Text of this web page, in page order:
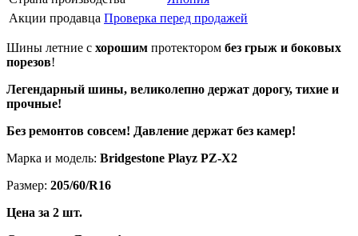
Акции продавца Проверка перед продажей
Шины летние с хорошим протектором без грыж и боковых
порезов!
Легендарный шины, великолепно держат дорогу, тихие и
прочные!
Без ремонтов совсем! Давление держат без камер!
Марка и модель: Bridgestone Playz PZ-X2
Размер: 205/60/R16
Цена за 2 шт.